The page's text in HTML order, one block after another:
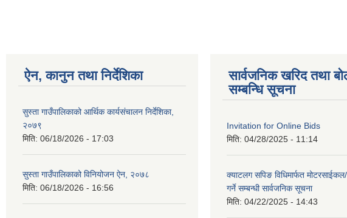
ऐन, कानुन तथा निर्देशिका
सुस्ता गाउँपालिकाको आर्थिक कार्यसंचालन निर्देशिका,
२०७९
मिति: 06/18/2026 - 17:03
सुस्ता गाउँपालिकाको विनियोजन ऐन, २०७८
मिति: 06/18/2026 - 16:56
सार्वजनिक खरिद तथा
सम्बन्धि सूचना
Invitation for Online Bids
मिति: 04/28/2025 - 11:14
क्याटलग सपिङ विधिमार्फत
गर्ने सम्बन्धी सार्वजनिक सूचना
मिति: 04/22/2025 - 14:43